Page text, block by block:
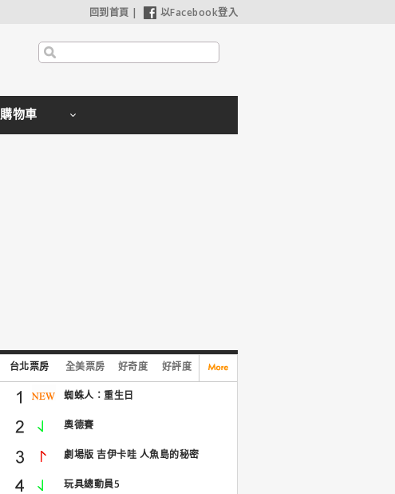
回到首頁 | 以Facebook登入
購物車
台北票房 全美票房 好奇度 好評度
蜘蛛人：重生日
奧德賽
劇場版 吉伊卡哇 人魚島的秘密
玩具總動員5